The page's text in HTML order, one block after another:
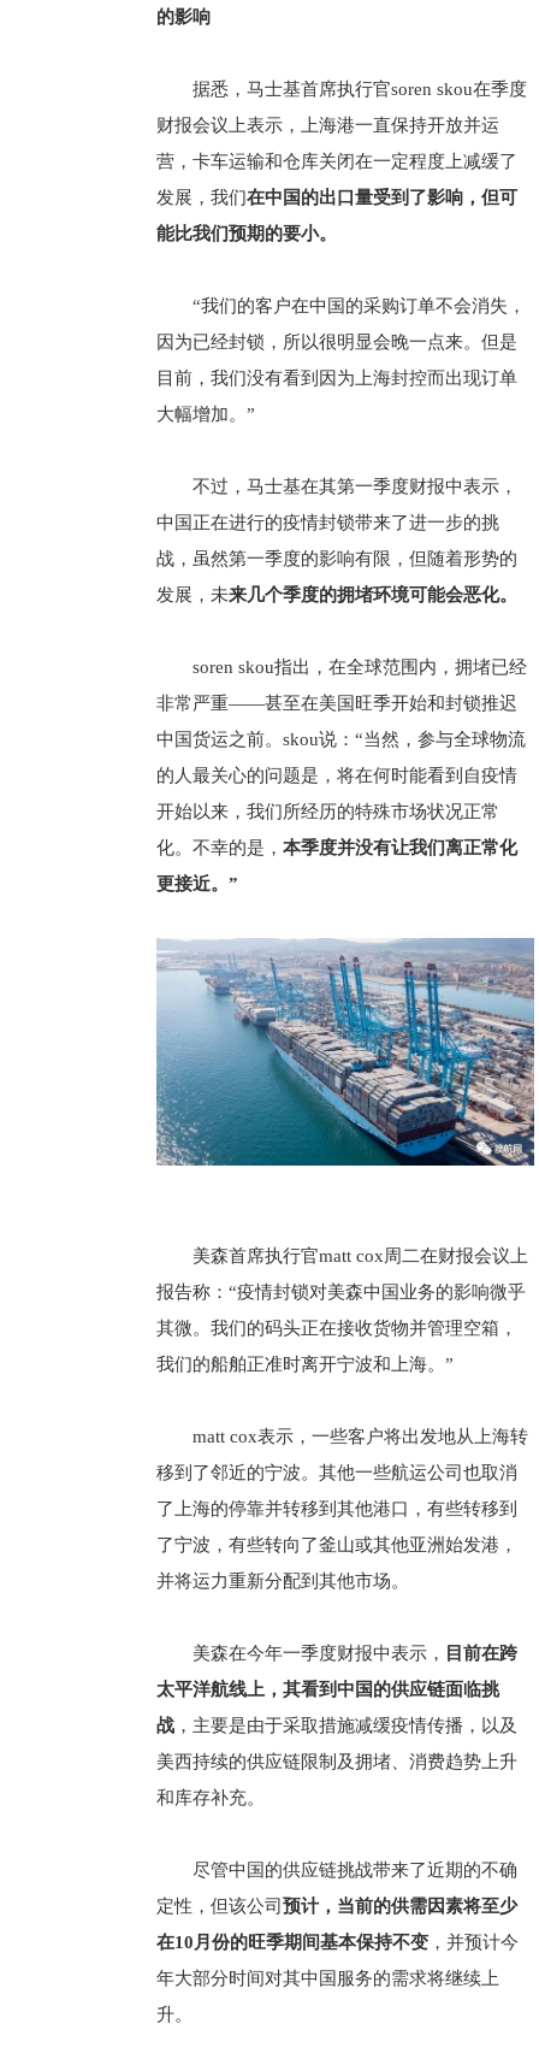
的影响
据悉，马士基首席执行官soren skou在季度
财报会议上表示，上海港一直保持开放并运
营，卡车运输和仓库关闭在一定程度上减缓了
发展，我们在中国的出口量受到了影响，但可
能比我们预期的要小。
“我们的客户在中国的采购订单不会消失，
因为已经封锁，所以很明显会晚一点来。但是
目前，我们没有看到因为上海封控而出现订单
大幅增加。”
不过，马士基在其第一季度财报中表示，
中国正在进行的疫情封锁带来了进一步的挑
战，虽然第一季度的影响有限，但随着形势的
发展，未来几个季度的拥堵环境可能会恶化。
soren skou指出，在全球范围内，拥堵已经
非常严重——甚至在美国旺季开始和封锁推迟
中国货运之前。skou说：“当然，参与全球物流
的人最关心的问题是，将在何时能看到自疫情
开始以来，我们所经历的特殊市场状况正常
化。不幸的是， 本季度并没有让我们离正常化
更接近。”
美森首席执行官matt cox周二在财报会议上
报告称：“疫情封锁对美森中国业务的影响微乎
其微。我们的码头正在接收货物并管理空箱，
我们的船舶正准时离开宁波和上海。”
matt cox表示，一些客户将出发地从上海转
移到了邻近的宁波。其他一些航运公司也取消
了上海的停靠并转移到其他港口，有些转移到
了宁波，有些转向了釜山或其他亚洲始发港，
并将运力重新分配到其他市场。
美森在今年一季度财报中表示， 目前在跨
太平洋航线上，其看到中国的供应链面临挑
战，主要是由于采取措施减缓疫情传播，以及
美西持续的供应链限制及拥堵、消费趋势上升
和库存补充。
尽管中国的供应链挑战带来了近期的不确
定性，但该公司 预计，当前的供需因素将至少
在10月份的旺季期间基本保持不变，并预计今
年大部分时间对其中国服务的需求将继续上
升。